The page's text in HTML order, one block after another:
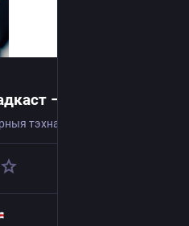
– PC.ST
тэхналогіі